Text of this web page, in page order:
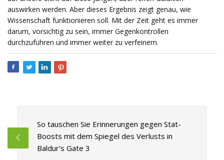
auswirken werden. Aber dieses Ergebnis zeigt genau, wie
Wissenschaft funktionieren soll. Mit der Zeit geht es immer
darum, vorsichtig zu sein, immer Gegenkontrollen
durchzuführen und immer weiter zu verfeinern.
So tauschen Sie Erinnerungen gegen Stat-
Boosts mit dem Spiegel des Verlusts in
Baldur's Gate 3